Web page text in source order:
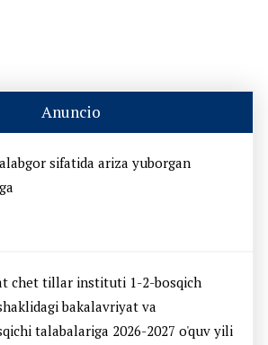
Anuncio
sifatida ariza yuborgan
chet tillar instituti 1-2-bosqich
bakalavriyat va
talabalariga 2026-2027 o'quv yili